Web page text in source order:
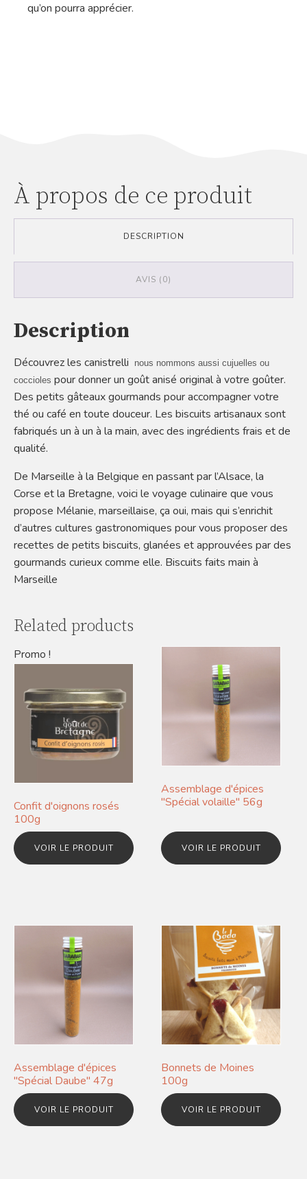
qu’on pourra apprécier.
À propos de ce produit
DESCRIPTION
AVIS (0)
Description
Découvrez les canistrelli
nous nommons aussi cujuelles ou
coccioles pour donner un goût anisé original à votre goûter.
Des petits gâteaux gourmands pour accompagner votre
thé ou café en toute douceur. Les biscuits artisanaux sont
fabriqués un à un à la main, avec des ingrédients frais et de
qualité.
De Marseille à la Belgique en passant par l’Alsace, la
Corse et la Bretagne, voici le voyage culinaire que vous
propose Mélanie, marseillaise, ça oui, mais qui s’enrichit
d’autres cultures gastronomiques pour vous proposer des
recettes de petits biscuits, glanées et approuvées par des
gourmands curieux comme elle. Biscuits faits main à
Marseille
Related products
Promo !
Confit d'oignons rosés
100g
VOIR LE PRODUIT
Assemblage d'épices
"Spécial volaille" 56g
VOIR LE PRODUIT
Assemblage d'épices
"Spécial Daube" 47g
VOIR LE PRODUIT
Bonnets de Moines
100g
VOIR LE PRODUIT